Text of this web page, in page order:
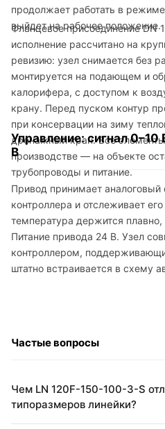
продолжает работать в
выйдет на рабочее положение.
Фланцевое присоединение DN
исполнение рассчитано на
ревизию: узел снимается без
монтируется на подающем и
калорифера, с доступом к
крану. Перед пуском контур
при консервации на зиму
дренажный кран. Все
производстве — на объекте
трубопроводы и питание.
Управление: сигнал
В
Привод принимает аналоговый
контроллера и отслеживает
температура держится плавно,
Питание привода 24 В. Узел
контроллером,
штатно встраивается в схему
Частые вопросы
Чем LN 120F-150-100-3-S
типоразмеров линейки?